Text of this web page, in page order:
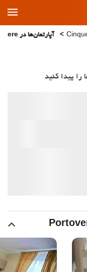
Main
Menu
آپارتمان‌ها در Portovenere
را پیدا کنید